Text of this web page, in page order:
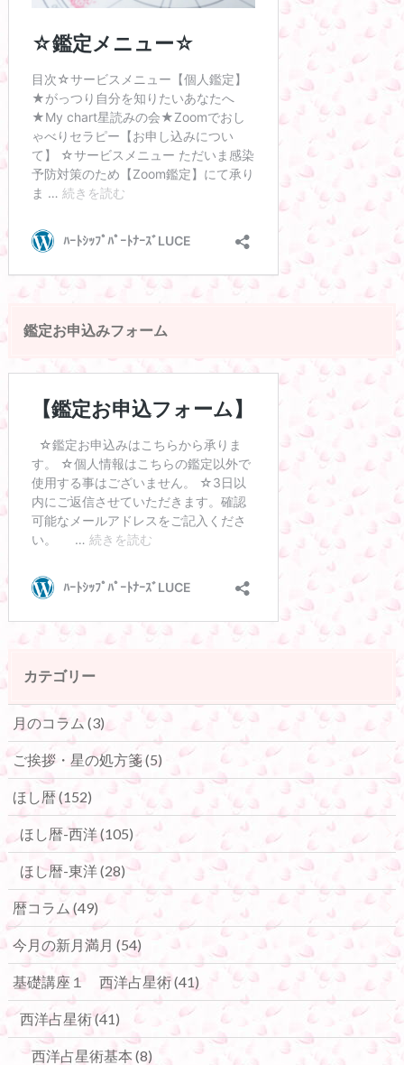
鑑定お申込みフォーム
カテゴリー
月のコラム (3)
ご挨拶・星の処方箋(5)
ほし暦(152)
ほし暦-西洋(105)
ほし暦-東洋(28)
暦コラム (49)
今月の新月満月 (54)
基礎講座１ 西洋占星術(41)
西洋占星術(41)
西洋占星術基本(8)